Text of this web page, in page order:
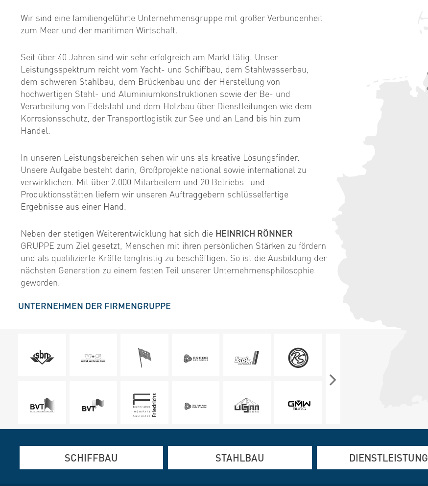
Wir sind eine familiengeführte Unternehmensgruppe mit großer Verbundenheit
zum Meer und der maritimen Wirtschaft.
Seit über 40 Jahren sind wir sehr erfolgreich am Markt tätig. Unser
Leistungsspektrum reicht vom Yacht- und Schiffbau, dem Stahlwasserbau,
dem schweren Stahlbau, dem Brückenbau und der Herstellung von
hochwertigen Stahl- und Aluminium­konstruktionen sowie der Be- und
Verarbeitung von Edelstahl und dem Holzbau über Dienstleitungen wie dem
Korrosionsschutz, der Transportlogistik zur See und an Land bis hin zum
Handel.
In unseren Leistungsbereichen sehen wir uns als kreative Lösungsfinder.
Unsere Aufgabe besteht darin, Großprojekte national sowie international zu
verwirklichen. Mit über 2.000 Mitarbeitern und 20 Betriebs- und
Produktionsstätten liefern wir unseren Auftraggebern schlüsselfertige
Ergebnisse aus einer Hand.
Neben der stetigen Weiterentwicklung hat sich die HEINRICH RÖNNER
GRUPPE zum Ziel gesetzt, Menschen mit ihren persönlichen Stärken zu fördern
und als qualifizierte Kräfte langfristig zu beschäftigen. So ist die Ausbildung der
nächsten Generation zu einem festen Teil unserer Unternehmensphilosophie
geworden.
UNTERNEHMEN DER FIRMENGRUPPE
SCHIFFBAU STAHLBAU DIENSTLEISTUNG